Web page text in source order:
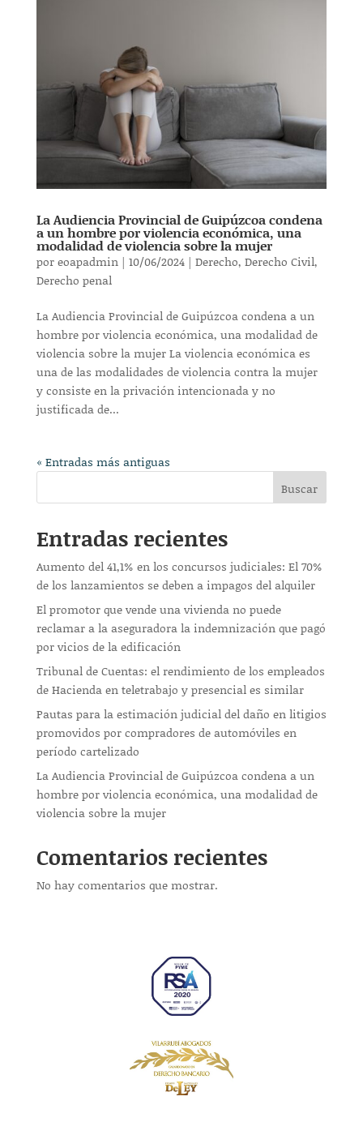
La Audiencia Provincial de Guipúzcoa condena
a un hombre por violencia económica, una
modalidad de violencia sobre la mujer
poreoapadmin| 10/06/2024| Derecho, Derecho Civil,
Derecho penal
La Audiencia Provincial de Guipúzcoa condena a un
hombre por violencia económica, una modalidad de
violencia sobre la mujer La violencia económica es
una de las modalidades de violencia contra la mujer
y consiste en la privación intencionada y no
justificada de...
« Entradas más antiguas
Buscar
Entradas recientes
Aumento del 41,1% en los concursos judiciales: El 70%
de los lanzamientos se deben a impagos del alquiler
El promotor que vende una vivienda no puede
reclamar a la aseguradora la indemnización que pagó
por vicios de la edificación
Tribunal de Cuentas: el rendimiento de los empleados
de Hacienda en teletrabajo y presencial es similar
Pautas para la estimación judicial del daño en litigios
promovidos por compradores de automóviles en
período cartelizado
La Audiencia Provincial de Guipúzcoa condena a un
hombre por violencia económica, una modalidad de
violencia sobre la mujer
Comentarios recientes
No hay comentarios que mostrar.